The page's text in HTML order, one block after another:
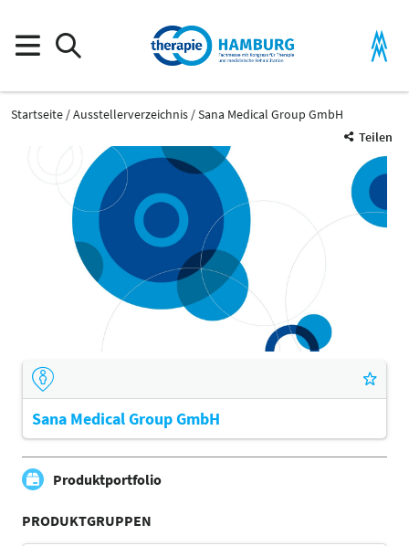
Startseite Ausstellerverzeichnis
Sana Medical Group GmbH
Teilen
Sana Medical Group GmbH
Produktportfolio
PRODUKTGRUPPEN